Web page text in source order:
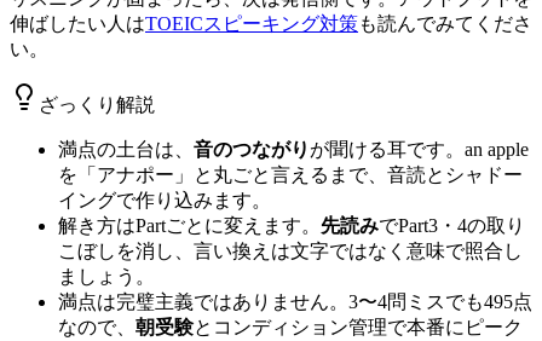
伸ばしたい人はTOEICスピーキング対策も読んでみてくださ
い。
ざっくり解説
満点の土台は、 音のつながり が聞ける耳です。an apple
を「アナポー」と丸ごと言えるまで、音読とシャドー
イングで作り込みます。
解き方はPartごとに変えます。 先読みでPart3・4の取り
こぼしを消し、言い換えは文字ではなく意味で照合し
ましょう。
満点は完璧主義ではありません。3〜4問ミスでも495点
なので、 朝受験とコンディション管理で本番にピーク